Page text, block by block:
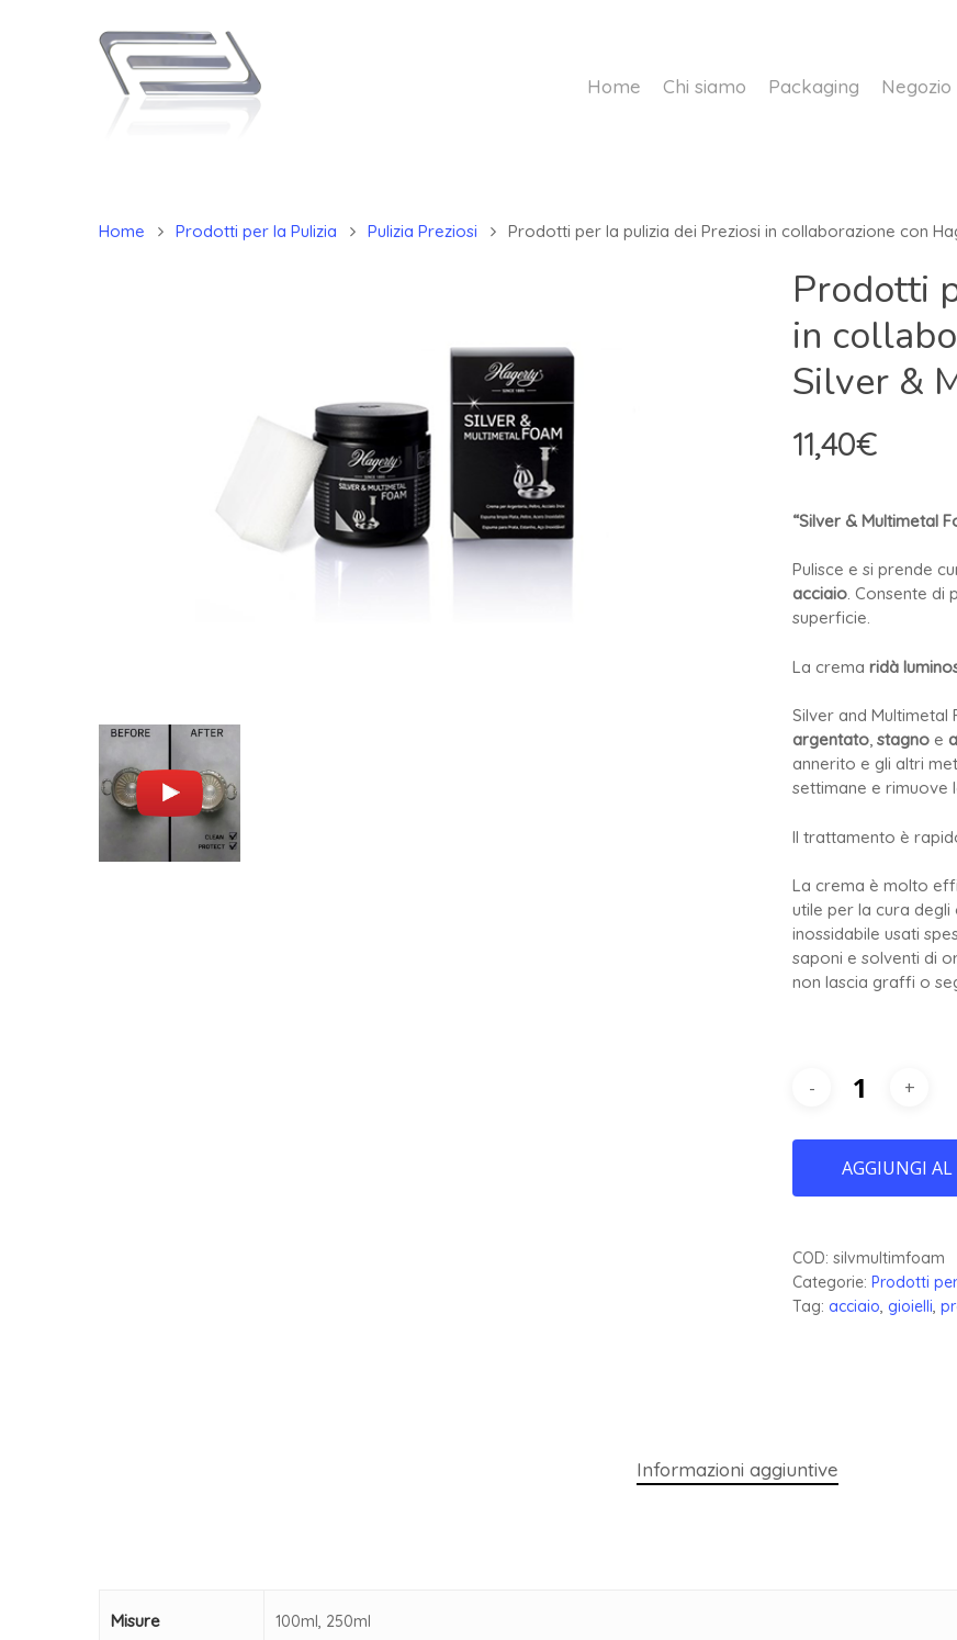
Home Chi siamo Packaging Negozio
Home Prodotti per la Pulizia Pulizia Preziosi Prodotti per la pulizia dei Preziosi in collaborazione con
Prodotti
in
Silver &
11,40€
“Silver & Multimetal
Pulisce e si prende
acciaio. Consente di
superficie.
La crema ridà
Silver and Multimetal
argentato, stagno e
annerito e gli altri
settimane e rimuove
Il trattamento è
La crema è molto
utile per la cura degli
inossidabile usati
saponi e solventi di
non lascia graffi o
AGGIUNGI AL
COD: silvmultimfoam
Categorie: Prodotti
Tag: acciaio, gioielli,
Informazioni aggiuntive
Misure 100ml, 250ml